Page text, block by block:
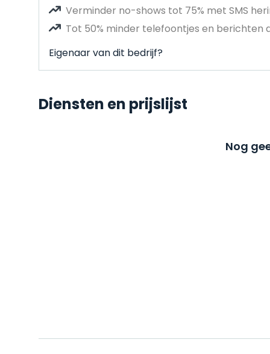
Verminder no-shows tot 75% met SMS
Tot 50% minder telefoontjes en
Eigenaar van dit bedrijf?
Diensten en prijslijst
Nog